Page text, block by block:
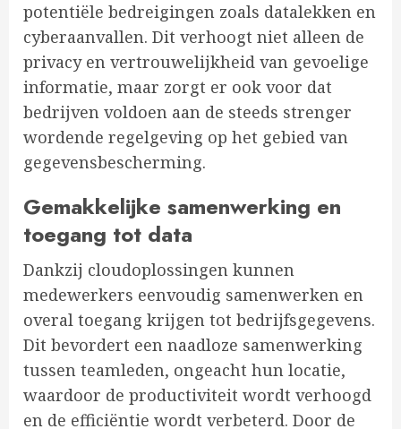
potentiële bedreigingen zoals datalekken en
cyberaanvallen. Dit verhoogt niet alleen de
privacy en vertrouwelijkheid van gevoelige
informatie, maar zorgt er ook voor dat
bedrijven voldoen aan de steeds strenger
wordende regelgeving op het gebied van
gegevensbescherming.
Gemakkelijke samenwerking en
toegang tot data
Dankzij cloudoplossingen kunnen
medewerkers eenvoudig samenwerken en
overal toegang krijgen tot bedrijfsgegevens.
Dit bevordert een naadloze samenwerking
tussen teamleden, ongeacht hun locatie,
waardoor de productiviteit wordt verhoogd
en de efficiëntie wordt verbeterd. Door de